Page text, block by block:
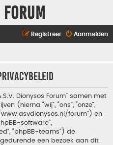
Aanmelden
Registreer
Dionysos Forum” samen met
(hierna “wij”, “ons”, “onze”,
www.asvdionysos.nl/forum”) en
software”,
“phpBB-teams”) de
een bezoek aan dit